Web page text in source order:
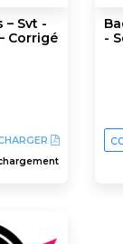
– Svt -
Corrigé
-